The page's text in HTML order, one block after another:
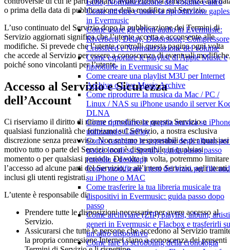
Echo, Normalizzazione del volume e altro
Come attivare e usare la riproduzione
in Evermusic
Come usare gli effetti audio in Evermusic:
Riverbero, Delay, Distorsione,
Crossfeed e Normalizzazione del volume
Come esportare le playlist di Apple Music e
riprodurle in Evermusic su Mac
Come creare una playlist M3U per Internet
Archive o Live Music Archive
Come riprodurre la musica da Mac / PC /
Linux / NAS su iPhone usando il server
DLNA
Come riprodurre la propria musica su
utilizzando CarPlay
Come cambiare le copertine degli album
tracce locali su Spotify: guida passo passo
(mobile e desktop)
Come modificare i testi dei brani per file
su iPhone o MAC
Come trasferire la tua libreria musicale tra
dispositivi in Evermusic: guida passo dopo
passo
Come archiviare (ZIP) playlist, album,
generi in Evermusic e Flacbox e trasferirli su
un altro dispositivo
Come fare lo scrobbling della cronologia
o prima della data di pubblicazione della modifica sul Servizio.
L’uso continuato del Servizio dopo la pubblicazione dei Termini di
Servizio aggiornati significa che l’utente accetta e acconsente alle
modifiche. Si prevede che l’utente controlli questa pagina ogni volta
che accede al Servizio per essere a conoscenza di eventuali
poiché sono vincolanti per l’utente.
Accesso al Servizio e Sicurezza
dell’Account
Ci riserviamo il diritto di ritirare o modificare questo Servizio e
qualsiasi funzionalità che forniamo sul Servizio, a nostra esclusiva
discrezione senza preavviso. Non saremo responsabili se per qualsiasi
motivo tutto o parte del Servizio non è disponibile in qualsiasi
momento o per qualsiasi periodo. Di volta in volta, potremmo limitare
l’accesso ad alcune parti del Servizio, o all’intero Servizio, agli utenti,
inclusi gli utenti registrati.
L’utente è responsabile di:
Prendere tutte le disposizioni necessarie per avere accesso al
Servizio.
Assicurarsi che tutte le persone che accedono al Servizio
la propria connessione Internet siano a conoscenza dei presenti